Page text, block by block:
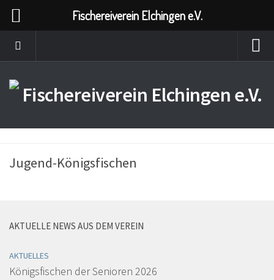
Jugend-Königsfischen
AKTUELLE NEWS AUS DEM VEREIN
AKTUELLES
Königsfischen der Senioren 2026
Fischereiverein Elchingen e.V.